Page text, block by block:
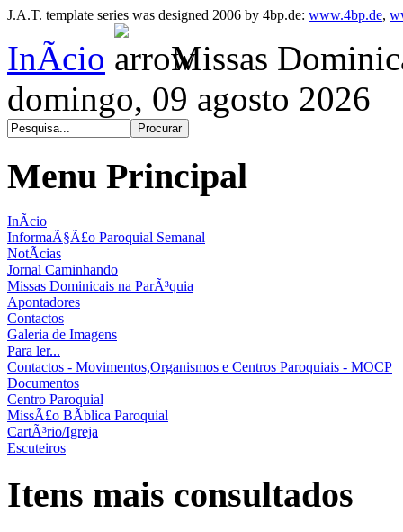
J.A.T. template series was designed 2006 by 4bp.de: www.4bp.de,
InÃ­cio
Missas
domingo, 09 agosto 2026
Menu Principal
InÃ­cio
InformaÃ§Ã£o Paroquial Semanal
NotÃ­cias
Jornal Caminhando
Missas Dominicais na ParÃ³quia
Apontadores
Contactos
Galeria de Imagens
Para ler...
Contactos - Movimentos,Organismos e Centros Paroquiais - MOCP
Documentos
Centro Paroquial
MissÃ£o BÃ­blica Paroquial
CartÃ³rio/Igreja
Escuteiros
Itens mais consultados